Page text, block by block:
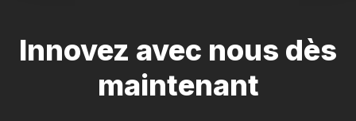
Innovez avec nous dès
maintenant